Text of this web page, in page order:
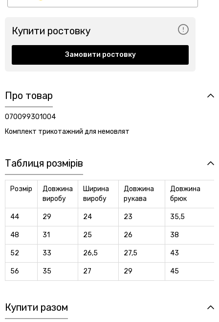
Купити ростовку
Замовити ростовку
Про товар
070099301004
Комплект трикотажний для немовлят
Таблиця розмірів
Розмір
Довжина
виробу
Ширина
виробу
Довжина
рукава
Довжина
брюк
44 29 24 23 35,5
48 31 25 26 38
52 33 26,5 27,5 43
56 35 27 29 45
Купити разом